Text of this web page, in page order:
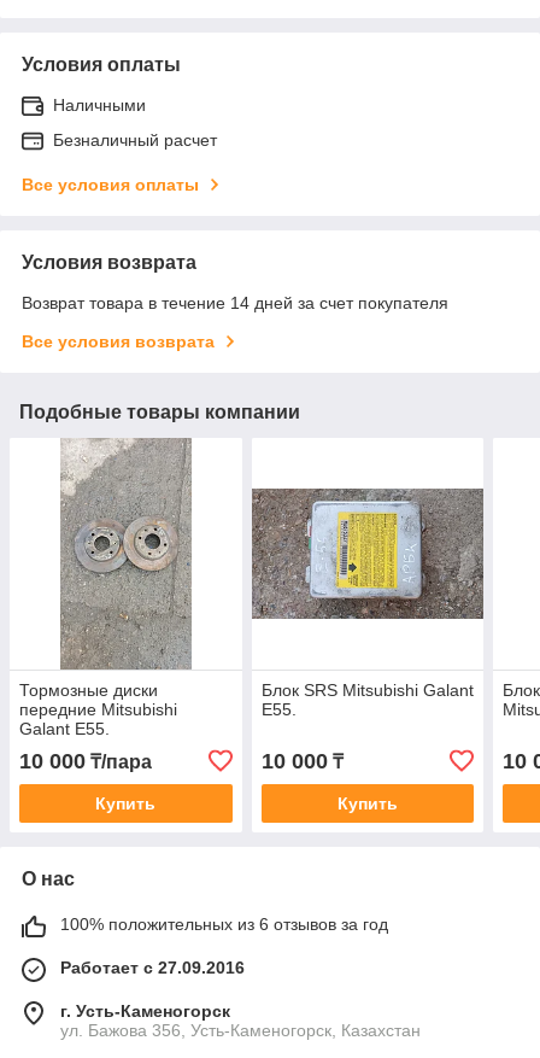
Условия оплаты
Наличными
Безналичный расчет
Все условия оплаты
Условия возврата
Возврат товара в течение 14 дней за счет покупателя
Все условия возврата
Подобные товары компании
Тормозные диски
передние Mitsubishi
Galant E55.
10 000 ₸/пара
Купить
Блок SRS Mitsubishi Galant
E55.
10 000₸
Купить
10
О нас
100% положительных из 6 отзывов за год
Работает с 27.09.2016
г. Усть-Каменогорск
ул. Бажова 356, Усть-Каменогорск, Казахстан